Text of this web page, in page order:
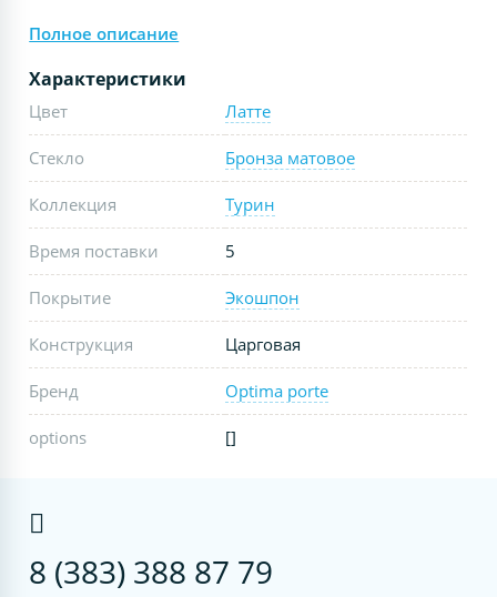
Полное описание
Характеристики
Цвет Латте
Стекло Бронза матовое
Коллекция Турин
Время поставки 5
Покрытие Экошпон
Конструкция Царговая
Бренд Optima porte
options []
8 (383) 388 87 79